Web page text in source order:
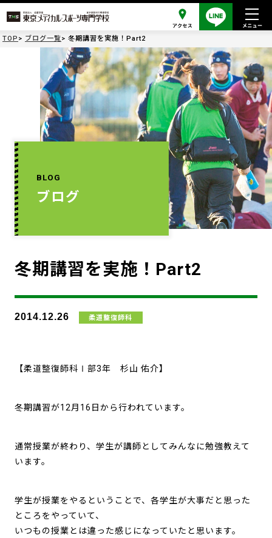
TOP ブログ一覧 冬期講習を実施！Part2
BLOG
ブログ
冬期講習を実施！Part2
2014.12.26 柔道整復師科
【柔道整復師科Ⅰ部3年 杉山 佑介】
冬期講習が12月16日から行われています。
通常授業が終わり、学生が講師としてみんなに勉強教えて
います。
学生が授業をやるということで、各学生が大事だと思った
ところをやっていて、
いつもの授業とは違った感じになっていたと思います。